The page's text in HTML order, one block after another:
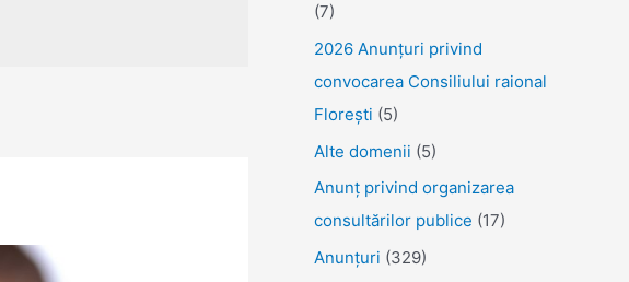
(7)
2026 Anunțuri privind
convocarea Consiliului raional
Florești (5)
Alte domenii (5)
Anunţ privind organizarea
consultărilor publice (17)
Anunţuri (329)